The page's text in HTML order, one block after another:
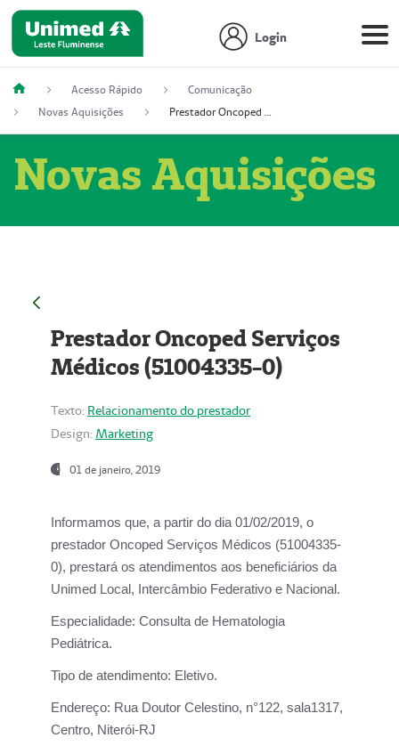
Login
Acesso Rápido
Comunicação
Novas Aquisições
Prestador Oncoped Serviços Médicos (51004335-0)
Novas Aquisições
Prestador Oncoped Serviços
Médicos (51004335-0)
Texto: Relacionamento do prestador
Design: Marketing
01 de janeiro, 2019
Informamos que, a partir do dia 01/02/2019, o
prestador Oncoped Serviços Médicos (51004335-
0), prestará os atendimentos aos beneficiários da
Unimed Local, Intercâmbio Federativo e Nacional.
Especialidade: Consulta de Hematologia
Pediátrica.
Tipo de atendimento: Eletivo.
Endereço: Rua Doutor Celestino, n°122, sala1317,
Centro, Niterói-RJ